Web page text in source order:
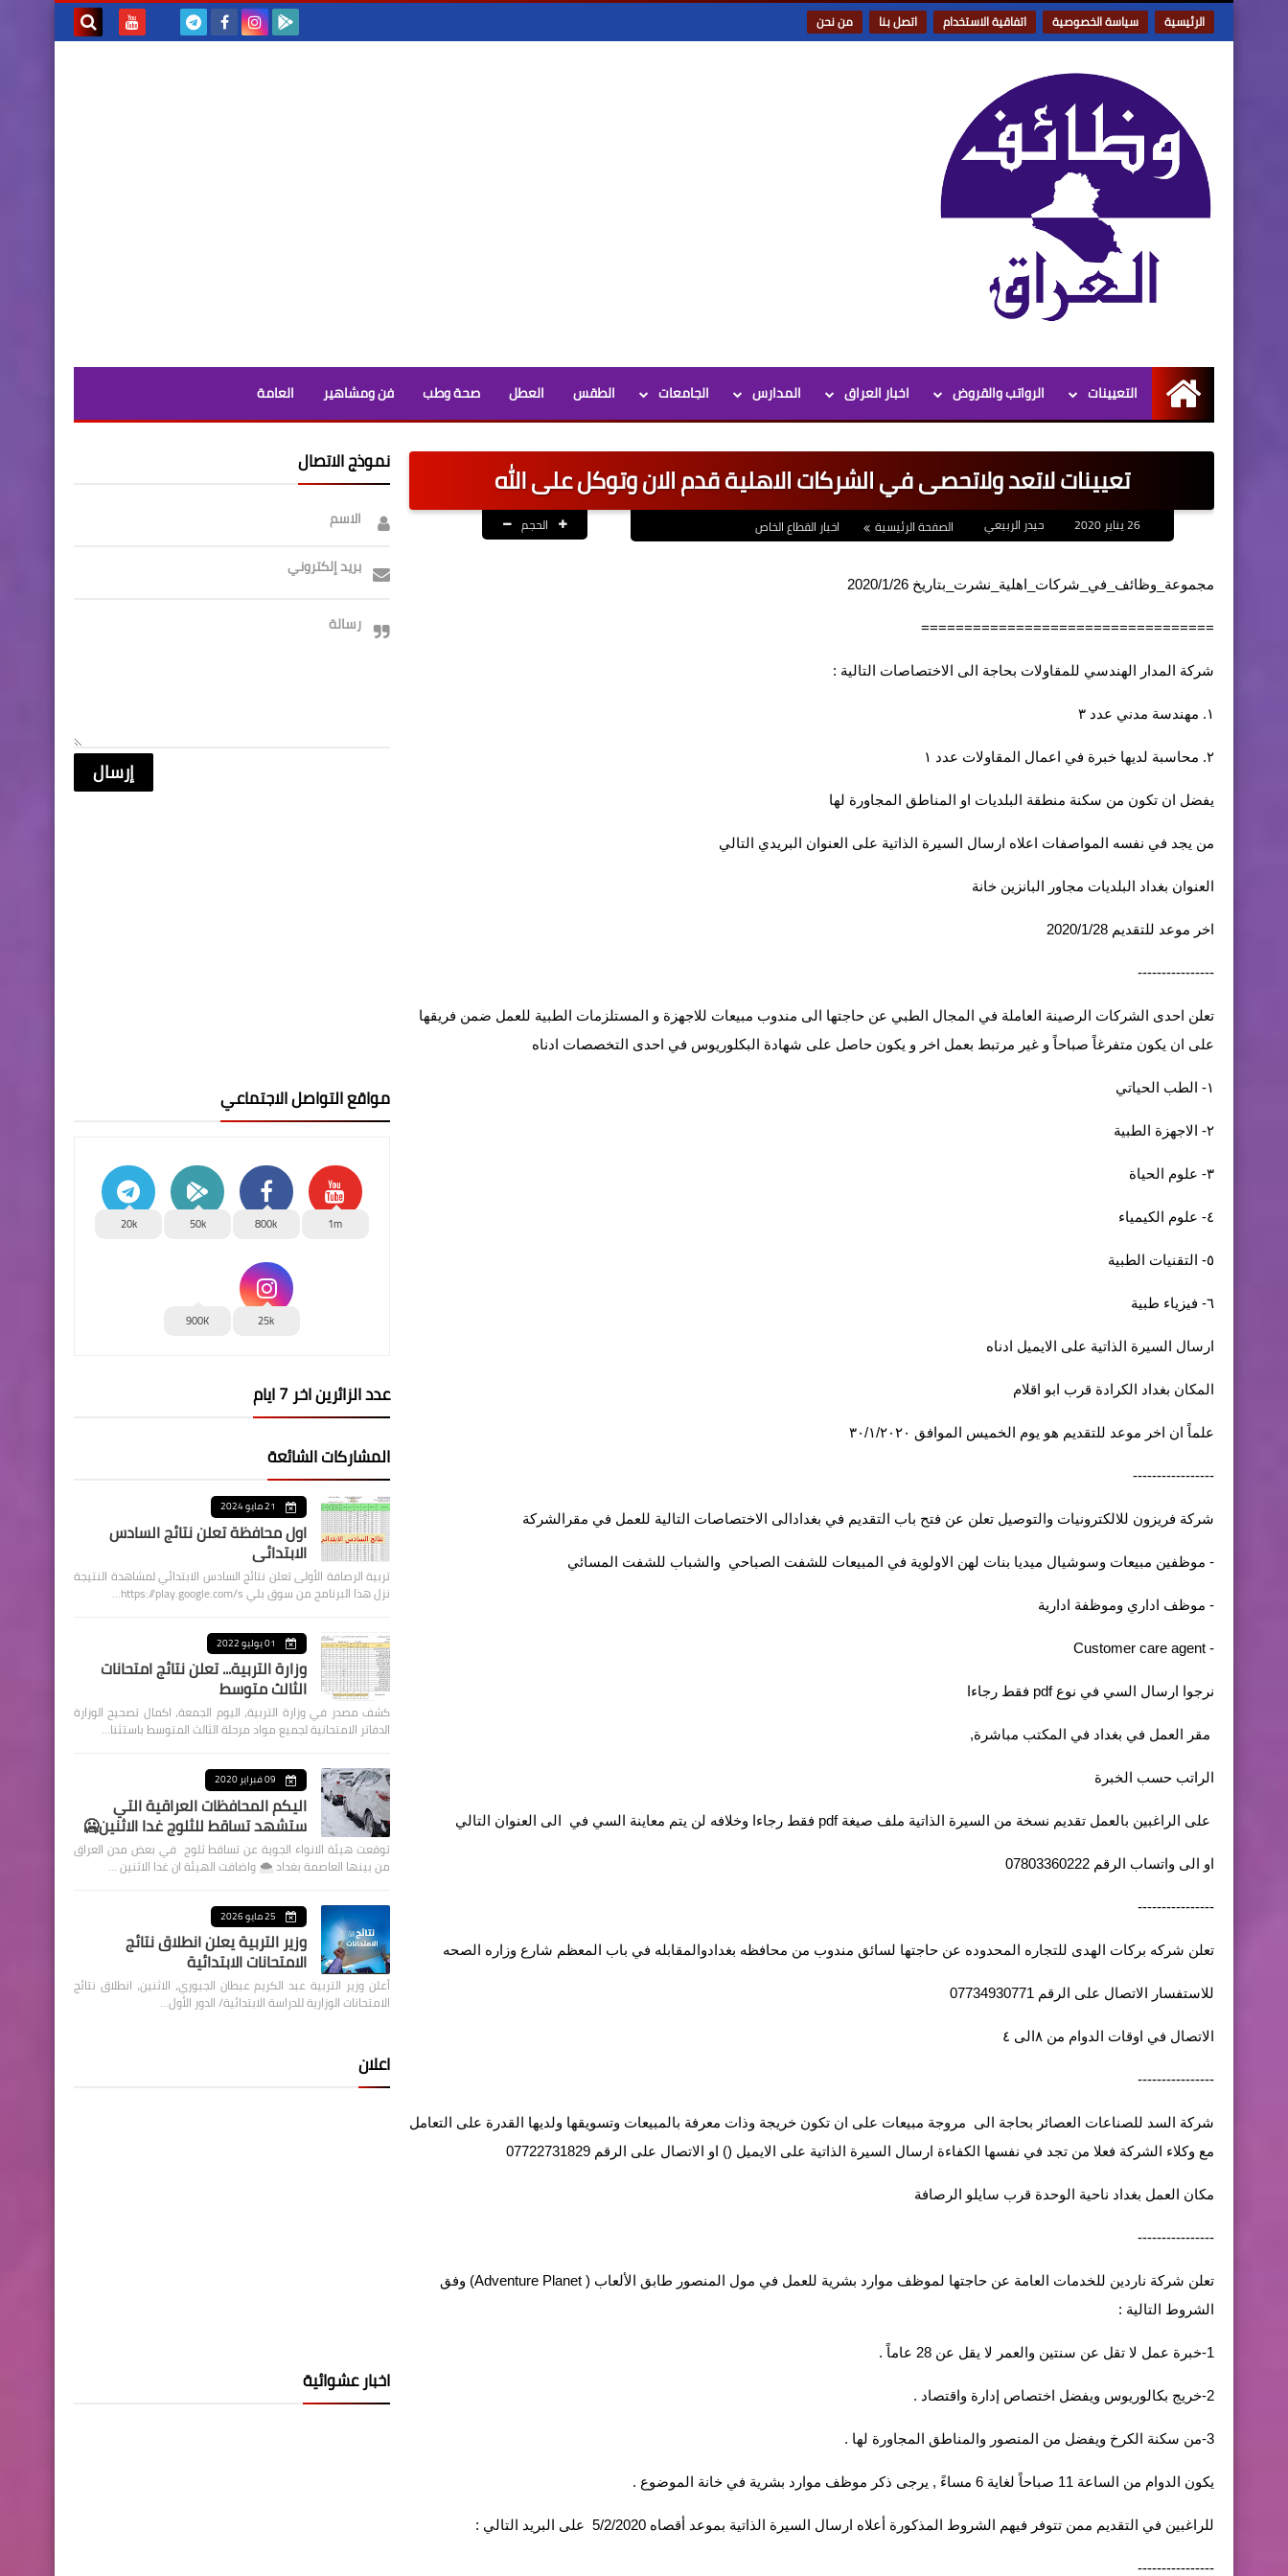
الرئيسية سياسة الخصوصية اتفاقية الاستخدام اتصل بنا من نحن
الرئيسية
التعيينات الرواتب والقروض اخبار العراق المدارس الجامعات الطقس العطل صحة وطب فن ومشاهير العامة
تعيينات لاتعد ولاتحصى في الشركات الاهلية قدم الان وتوكل على الله
حيدر الربيعي الصفحة الرئيسية اخبار القطاع الخاص الحجم
مجموعة_وظائف_في_شركات_اهلية_نشرت_بتاريخ 2020/1/26
==================================
شركة المدار الهندسي للمقاولات بحاجة الى الاختصاصات التالية :
١. مهندسة مدني عدد ٣
٢. محاسبة لديها خبرة في اعمال المقاولات عدد ١
يفضل ان تكون من سكنة منطقة البلديات او المناطق المجاورة لها
من يجد في نفسه المواصفات اعلاه ارسال السيرة الذاتية على العنوان البريدي التالي
العنوان بغداد البلديات مجاور البانزين خانة
اخر موعد للتقديم 2020/1/28
----------------
تعلن احدى الشركات الرصينة العاملة في المجال الطبي عن حاجتها الى مندوب مبيعات للاجهزة و المستلزمات الطبية للعمل ضمن فريقها
على ان يكون متفرغاً صباحاً و غير مرتبط بعمل اخر و يكون حاصل على شهادة البكلوريوس في احدى التخصصات ادناه
١- الطب الحياتي
٢- الاجهزة الطبية
٣- علوم الحياة
٤- علوم الكيمياء
٥- التقنيات الطبية
٦- فيزياء طبية
ارسال السيرة الذاتية على الايميل ادناه
المكان بغداد الكرادة قرب ابو اقلام
علماً ان اخر موعد للتقديم هو يوم الخميس الموافق ٣٠/١/٢٠٢٠
-----------------
شركة فريزون للالكترونيات والتوصيل تعلن عن فتح باب التقديم في بغدادالى الاختصاصات التالية للعمل في مقرالشركة
- موظفين مبيعات وسوشيال ميديا بنات لهن الاولوية في المبيعات للشفت الصباحي والشباب للشفت المسائي
- موظف اداري وموظفة ادارية
- Customer care agent
نرجوا ارسال السي في نوع pdf فقط رجاءا
مقر العمل في بغداد في المكتب مباشرة,
الراتب حسب الخبرة
على الراغبين بالعمل تقديم نسخة من السيرة الذاتية ملف صيغة pdf فقط رجاءا وخلافه لن يتم معاينة السي في الى العنوان التالي
او الى واتساب الرقم 07803360222
----------------
تعلن شركه بركات الهدى للتجاره المحدوده عن حاجتها لسائق مندوب من محافظه بغدادوالمقابله في باب المعظم شارع وزاره الصحه
للاستفسار الاتصال على الرقم 07734930771
الاتصال في اوقات الدوام من ٨الى ٤
----------------
شركة السد للصناعات العصائر بحاجة الى مروجة مبيعات على ان تكون خريجة وذات معرفة بالمبيعات وتسويقها ولديها القدرة على التعامل
مع وكلاء الشركة فعلا من تجد في نفسها الكفاءة ارسال السيرة الذاتية على الايميل () او الاتصال على الرقم 07722731829
مكان العمل بغداد ناحية الوحدة قرب سايلو الرصافة
----------------
تعلن شركة ناردين للخدمات العامة عن حاجتها لموظف موارد بشرية للعمل في مول المنصور طابق الألعاب ( Adventure Planet) وفق
الشروط التالية :
1-خبرة عمل لا تقل عن سنتين والعمر لا يقل عن 28 عاماً .
2-خريج بكالوريوس ويفضل اختصاص إدارة واقتصاد .
3-من سكنة الكرخ ويفضل من المنصور والمناطق المجاورة لها .
يكون الدوام من الساعة 11 صباحاً لغاية 6 مساءً , يرجى ذكر موظف موارد بشرية في خانة الموضوع .
للراغبين في التقديم ممن تتوفر فيهم الشروط المذكورة أعلاه ارسال السيرة الذاتية بموعد أقصاه 5/2/2020 على البريد التالي :
----------------
نموذج الاتصال
الاسم
بريد إلكتروني
رسالة
مواقع التواصل الاجتماعي
1m
800k
50k
20k
25k
900K
عدد الزائرين اخر 7 ايام
المشاركات الشائعة
21 مايو 2024
اول محافظة تعلن نتائج السادس
الابتدائي
تربية الرصافة الأولى تعلن نتائج السادس الابتدائي لمشاهدة النتيجة
نزل هذا البرنامج من سوق بلي https://play.google.com/s…
01 يوليو 2022
وزارة التربية... تعلن نتائج امتحانات
الثالث متوسط
كشف مصدر في وزارة التربية، اليوم الجمعة، اكمال تصحيح الوزارة
الدفاتر الامتحانية لجميع مواد مرحلة الثالث المتوسط باستثنا…
09 فبراير 2020
اليكم المحافظات العراقية التي
ستشهد تساقط للثلوج غدا الاثنين🥶
توقعت هيئة الانواء الجوية عن تساقط ثلوج في بعض مدن العراق
من بينها العاصمة بغداد ⁦🌨️⁩ واضافت الهيئة ان غدا الاثنين …
25 مايو 2026
وزير التربية يعلن انطلاق نتائج
الامتحانات الابتدائية
أعلن وزير التربية عبد الكريم عبطان الجبوري، الاثنين، انطلاق نتائج
الامتحانات الوزارية للدراسة الابتدائية/ الدور الأول…
اعلان
اخبار عشوائية